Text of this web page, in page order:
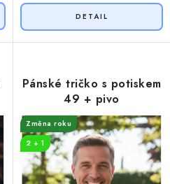
Pánské tričko s potiskem
49 + pivo
Změna roku
2 + 1